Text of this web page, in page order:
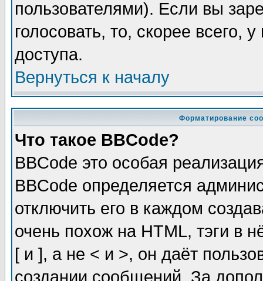
пользователями). Если вы
голосовать, то, скорее всего,
доступа.
Вернуться к началу
Форматирование
Что такое BBCode?
BBCode это особая
BBCode определяется
отключить его в каждом
очень похож на HTML, тэги в
[ и ], а не < и >, он даёт
создании сообщений. За